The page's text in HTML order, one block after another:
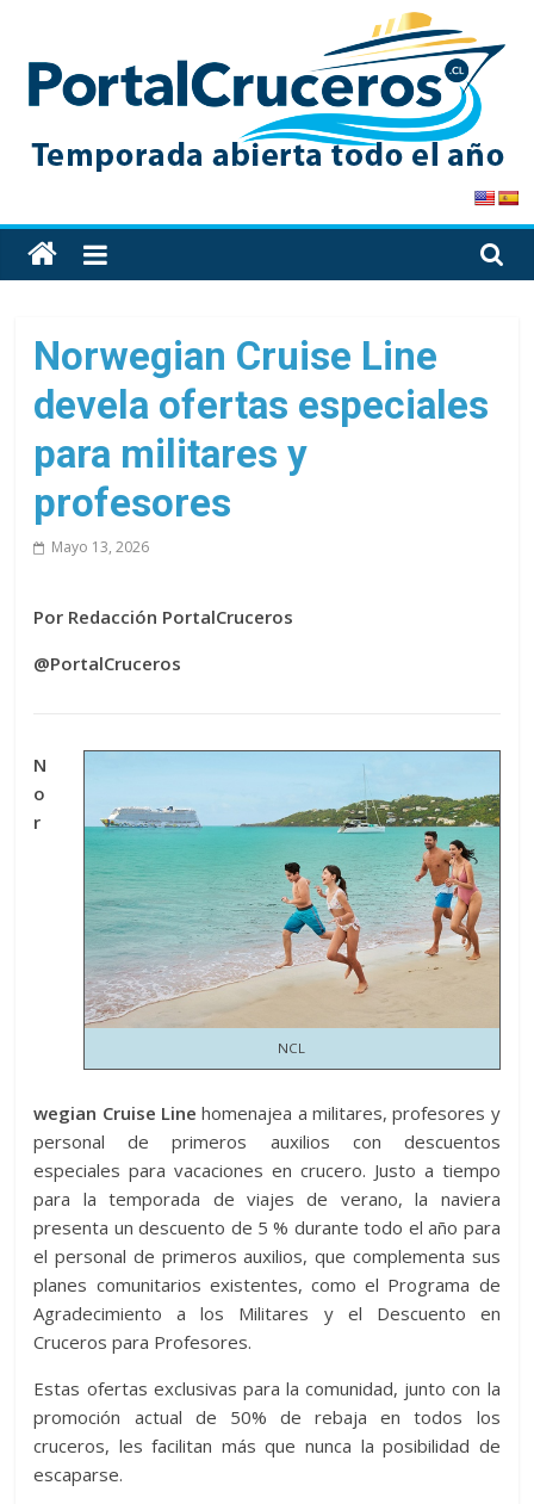
content
PortalCruceros
Toda
la
de
cruceros
en
un
solo
sitio
Norwegian Cruise Line
devela ofertas especiales
para militares y
profesores
Mayo 13, 2026
Por Redacción PortalCruceros
@PortalCruceros
NCL
N
o
r
wegian Cruise Line homenajea a militares, profesores y
personal de primeros auxilios con descuentos
especiales para vacaciones en crucero. Justo a tiempo
para la temporada de viajes de verano, la naviera
presenta un descuento de 5 % durante todo el año para
el personal de primeros auxilios, que complementa sus
planes comunitarios existentes, como el Programa de
Agradecimiento a los Militares y el Descuento en
Cruceros para Profesores.
Estas ofertas exclusivas para la comunidad, junto con la
promoción actual de 50% de rebaja en todos los
cruceros, les facilitan más que nunca la posibilidad de
escaparse.